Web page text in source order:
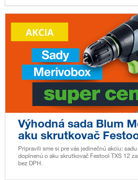
Výhodná sada Blum
aku skrutkovač
Pripravili sme si pre vás jedinečnú akciu:
doplnenú o aku skrutkovač Festool TXS 12
bez DPH.